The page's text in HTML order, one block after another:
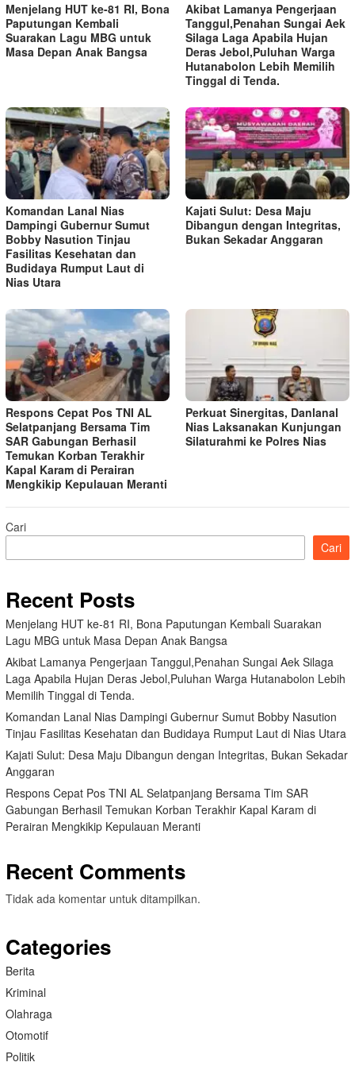
Menjelang HUT ke-81 RI, Bona
Paputungan Kembali
Suarakan Lagu MBG untuk
Masa Depan Anak Bangsa
Akibat Lamanya Pengerjaan
Tanggul,Penahan Sungai Aek
Silaga Laga Apabila Hujan
Deras Jebol,Puluhan Warga
Hutanabolon Lebih Memilih
Tinggal di Tenda.
Komandan Lanal Nias
Dampingi Gubernur Sumut
Bobby Nasution Tinjau
Fasilitas Kesehatan dan
Budidaya Rumput Laut di
Nias Utara
Kajati Sulut: Desa Maju
Dibangun dengan Integritas,
Bukan Sekadar Anggaran
Respons Cepat Pos TNI AL
Selatpanjang Bersama Tim
SAR Gabungan Berhasil
Temukan Korban Terakhir
Kapal Karam di Perairan
Mengkikip Kepulauan Meranti
Perkuat Sinergitas, Danlanal
Nias Laksanakan Kunjungan
Silaturahmi ke Polres Nias
Cari
Cari
Recent Posts
Menjelang HUT ke-81 RI, Bona Paputungan Kembali Suarakan
Lagu MBG untuk Masa Depan Anak Bangsa
Akibat Lamanya Pengerjaan Tanggul,Penahan Sungai Aek Silaga
Laga Apabila Hujan Deras Jebol,Puluhan Warga Hutanabolon Lebih
Memilih Tinggal di Tenda.
Komandan Lanal Nias Dampingi Gubernur Sumut Bobby Nasution
Tinjau Fasilitas Kesehatan dan Budidaya Rumput Laut di Nias Utara
Kajati Sulut: Desa Maju Dibangun dengan Integritas, Bukan Sekadar
Anggaran
Respons Cepat Pos TNI AL Selatpanjang Bersama Tim SAR
Gabungan Berhasil Temukan Korban Terakhir Kapal Karam di
Perairan Mengkikip Kepulauan Meranti
Recent Comments
Tidak ada komentar untuk ditampilkan.
Categories
Berita
Kriminal
Olahraga
Otomotif
Politik